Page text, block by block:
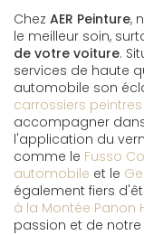
Chez AER Peinture,
le meilleur soin,
de votre voiture.
services de haute
automobile son
carrossiers peintres
accompagner
l'application du
comme le Fusso
automobile et le
également fiers
à la Montée Panon
passion et de